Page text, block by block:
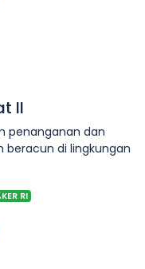
II
penanganan dan
beracun di lingkungan
RI